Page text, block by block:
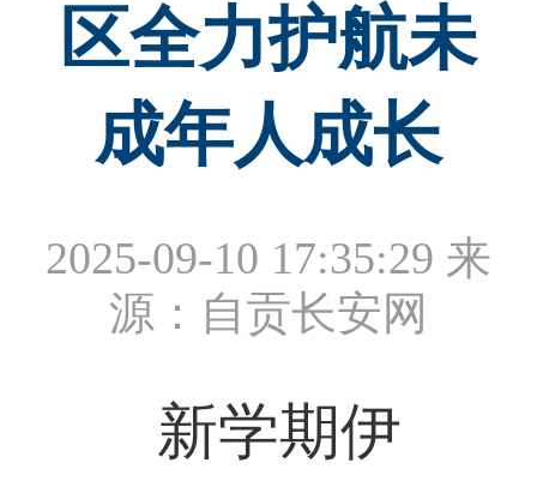
区全力护航未
成年人成长
2025-09-10 17:35:29 来
源：自贡长安网
新学期伊